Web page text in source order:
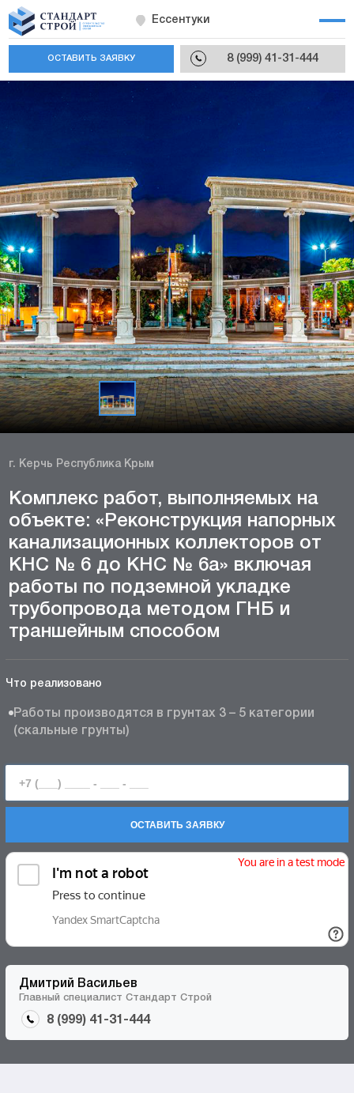
Ессентуки
8 (999) 41-31-444
ОСТАВИТЬ ЗАЯВКУ
г. Керчь Республика Крым
Комплекс работ, выполняемых на
объекте: «Реконструкция напорных
канализационных коллекторов от
КНС № 6 до КНС № 6а» включая
работы по подземной укладке
трубопровода методом ГНБ и
траншейным способом
Что реализовано
Работы производятся в грунтах 3 – 5 категории
(скальные грунты)
ОСТАВИТЬ ЗАЯВКУ
Дмитрий Васильев
Главный специалист Стандарт Строй
8 (999) 41-31-444